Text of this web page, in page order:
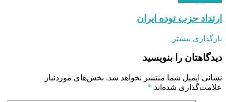
ارتداد حزب توده ایران
بارگذاری بیشتر
دیدگاهتان را بنویسید
نشانی ایمیل شما منتشر نخواهد شد. بخش‌های موردنیاز
علامت‌گذاری شده‌اند *